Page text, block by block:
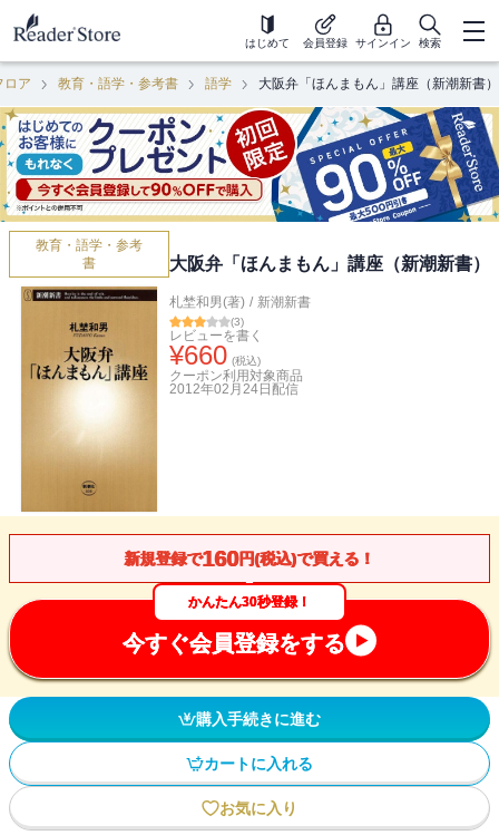
はじめて 会員登録 サインイン 検索
ロア 教育・語学・参考書 語学 大阪弁「ほんまもん」講座（新潮新書）
教育・語学・参考
書
大阪弁「ほんまもん」講座（新潮新書）
札埜和男(著) / 新潮新書
(3)
レビューを書く
¥660 (税込)
クーポン利用対象商品
2012年02月24日 配信
新規登録で160円(税込)で買える！
かんたん30秒登録！
今すぐ会員登録をする
購入手続きに進む
カートに入れる
お気に入り